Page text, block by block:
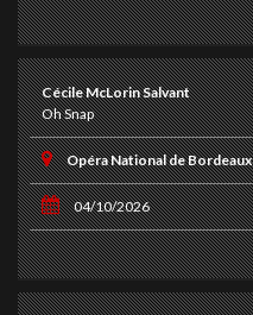
Cécile McLorin Salvant
Oh Snap
Opéra National de Bordeaux
04/10/2026